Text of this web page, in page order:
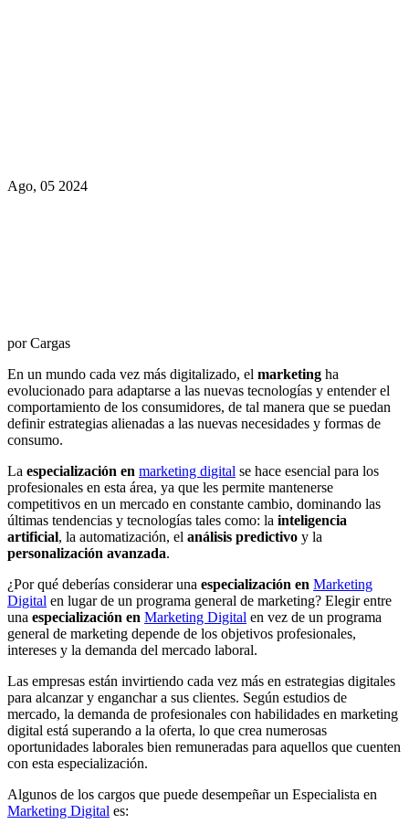
Ago, 05 2024
por Cargas
En un mundo cada vez más digitalizado, el marketing ha
evolucionado para adaptarse a las nuevas tecnologías y entender el
comportamiento de los consumidores, de tal manera que se puedan
definir estrategias alienadas a las nuevas necesidades y formas de
consumo.
La especialización en marketing digital se hace esencial para los
profesionales en esta área, ya que les permite mantenerse
competitivos en un mercado en constante cambio, dominando las
últimas tendencias y tecnologías tales como: la inteligencia
artificial, la automatización, el análisis predictivo y la
personalización avanzada.
¿Por qué deberías considerar una especialización en Marketing
Digital en lugar de un programa general de marketing? Elegir entre
una especialización en Marketing Digital en vez de un programa
general de marketing depende de los objetivos profesionales,
intereses y la demanda del mercado laboral.
Las empresas están invirtiendo cada vez más en estrategias digitales
para alcanzar y enganchar a sus clientes. Según estudios de
mercado, la demanda de profesionales con habilidades en marketing
digital está superando a la oferta, lo que crea numerosas
oportunidades laborales bien remuneradas para aquellos que cuenten
con esta especialización.
Algunos de los cargos que puede desempeñar un Especialista en
Marketing Digital es: